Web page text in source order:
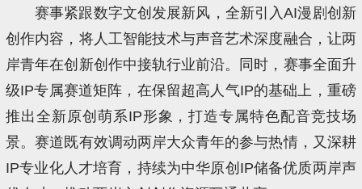
赛事紧跟数字文创发展新风，全新引入AI漫剧创新
创作内容，将人工智能技术与声音艺术深度融合，让两
岸青年在创新创作中接轨行业前沿。同时，赛事全面升
级IP专属赛道矩阵，在保留超高人气IP的基础上，重磅
推出全新原创萌系IP形象，打造专属特色配音竞技场
景。赛道既有效调动两岸大众青年的参与热情，又深耕
IP专业化人才培育，持续为中华原创IP储备优质两岸声